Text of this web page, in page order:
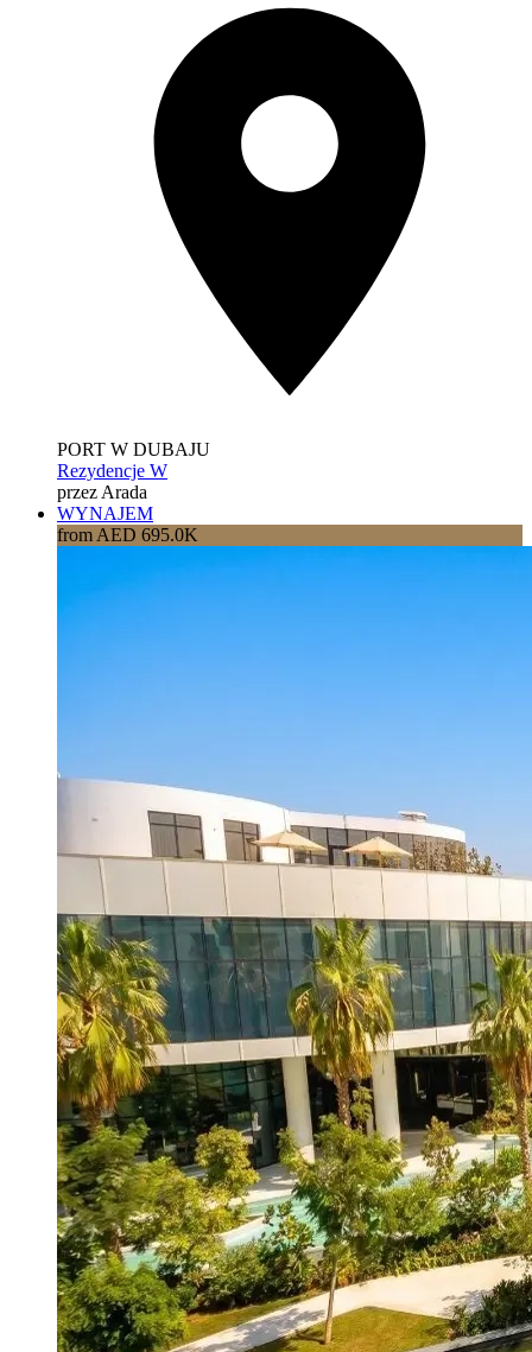
PORT W DUBAJU
Rezydencje W
przez Arada
WYNAJEM
from AED 695.0K